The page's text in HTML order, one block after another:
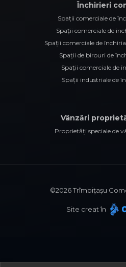
Închirieri
Spații comerciale de
Spații comerciale de
Spații comerciale de
Spații de birouri de
Spații comerciale de
Spații industriale de
Vânzări
Proprietăți speciale de
©2026Trîmbițașu
Site creat în